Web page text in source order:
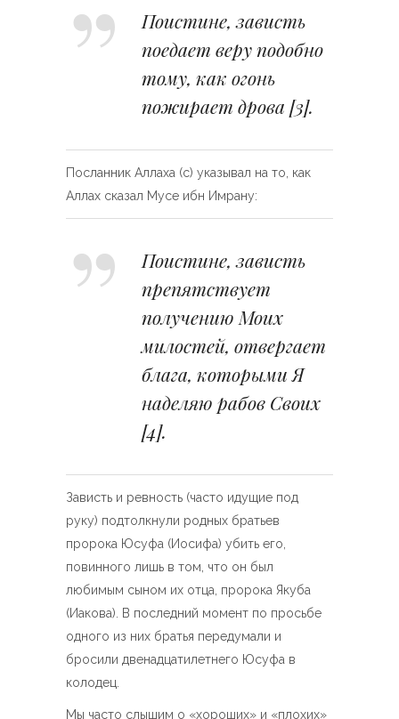
Поистине, зависть
поедает веру подобно
тому, как огонь
пожирает дрова [3].
Посланник Аллаха (с) указывал на то, как
Аллах сказал Мусе ибн Имрану:
Поистине, зависть
препятствует
получению Моих
милостей, отвергает
блага, которыми Я
наделяю рабов Своих
[4].
Зависть и ревность (часто идущие под
руку) подтолкнули родных братьев
пророка Юсуфа (Иосифа) убить его,
повинного лишь в том, что он был
любимым сыном их отца, пророка Якуба
(Иакова). В последний момент по просьбе
одного из них братья передумали и
бросили двенадцатилетнего Юсуфа в
колодец.
Мы часто слышим о «хороших» и «плохих»